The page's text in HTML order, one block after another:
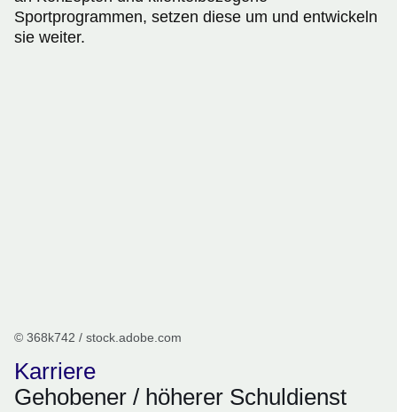
Sportprogrammen, setzen diese um und entwickeln
sie weiter.
© 368k742 / stock.adobe.com
Karriere
Gehobener / höherer Schuldienst